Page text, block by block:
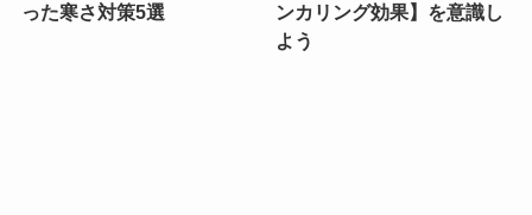
った寒さ対策5選
ンカリング効果】を意識し
よう